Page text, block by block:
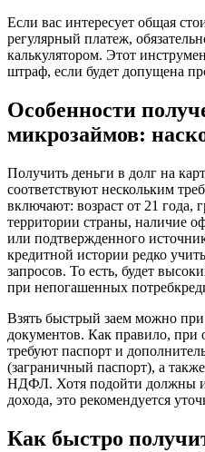
Если вас интересует общая
регулярный платеж,
калькулятором. Этот
штраф, если будет допущена
Особенности
микрозаймов:
Получить деньги в долг на
соответствуют нескольким
включают: возраст от 21 года,
территории страны, наличие
или подтвержденного
кредитной истории редко
запросов. То есть, будет
при непогашенных
Взять быстрый заем можно
документов. Как правило,
требуют паспорт и
(заграничный паспорт), а
НДФЛ. Хотя подойти должны и
дохода, это рекомендуется
Как быстро